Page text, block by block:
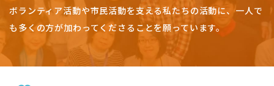
ボランティア活動や市民活動を支える私たちの活動に、一人で
も多くの方が加わってくださることを願っています。